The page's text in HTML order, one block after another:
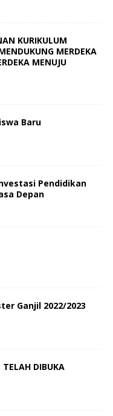
KURIKULUM
MERDEKA
MENUJU
Baru
Pendidikan
Depan
Ganjil 2022/2023
TELAH DIBUKA